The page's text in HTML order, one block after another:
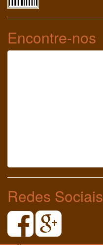
Encontre-nos
Redes Sociais